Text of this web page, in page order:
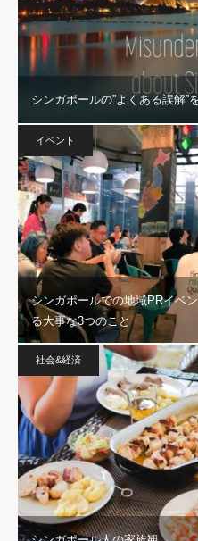
シンガポールの”よくある誤解”
イベント
シンガポールでの地域PRイベ
る大事な3つのこと
社会&経済